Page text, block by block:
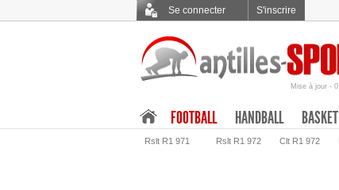
Se connecter S'inscrire
Mise à jour -
FOOTBALL
Rslt R1 971 Rslt R1 972 Clt R1 972
HANDBALL BASKET